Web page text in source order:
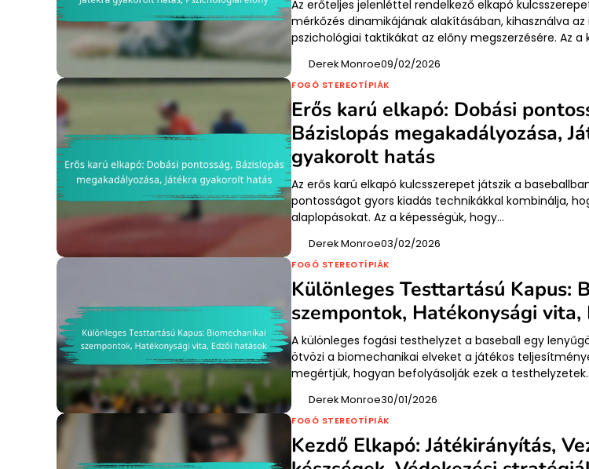
Az erőteljes jelenléttel rendelkező elkapó
mérkőzés dinamikájának alakításában, kihasználva
pszichológiai taktikákat az előny megszerzésére. Az a
Derek Monroe09/02/2026
FOGÓ STEREOTÍPIÁK
Erős karú elkapó: Dobási
Bázislopás megakadályozása,
gyakorolt hatás
Az erős karú elkapó kulcsszerepet játszik a
pontosságot gyors kiadás technikákkal kombinálja,
alaplopásokat. Az a képességük, hogy…
Derek Monroe03/02/2026
FOGÓ STEREOTÍPIÁK
Különleges Testtartású Kapus:
szempontok, Hatékonysági vita,
A különleges fogási testhelyzet a baseball egy
ötvözi a biomechanikai elveket a játékos
megértjük, hogyan befolyásolják ezek a
Derek Monroe30/01/2026
FOGÓ STEREOTÍPIÁK
Kezdő Elkapó: Játékirányítás,